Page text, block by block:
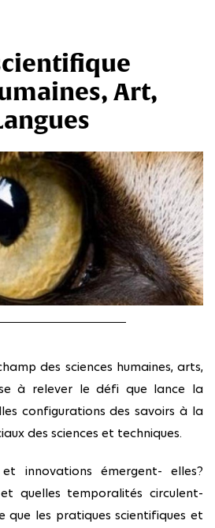
Art,
des sciences humaines, arts,
à relever le défi que lance la
configurations des savoirs à la
des sciences et techniques.
innovations émergent- elles?
quelles temporalités circulent-
que les pratiques scientifiques et